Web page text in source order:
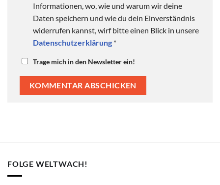
Informationen, wo, wie und warum wir deine
Daten speichern und wie du dein Einverständnis
widerrufen kannst, wirf bitte einen Blick in unsere
Datenschutzerklärung *
Trage mich in den Newsletter ein!
FOLGE WELTWACH!